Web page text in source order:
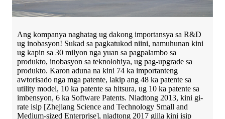
Ang kompanya naghatag ug dakong importansya sa R&D
ug inobasyon! Sukad sa pagkatukod niini, namuhunan kini
ug kapin sa 30 milyon nga yuan sa pagpalambo sa
produkto, inobasyon sa teknolohiya, ug pag-upgrade sa
produkto. Karon aduna na kini 74 ka importanteng
awtorisado nga mga patente, lakip ang 48 ka patente sa
utility model, 10 ka patente sa hitsura, ug 10 ka patente sa
imbensyon, 6 ka Software Patents. Niadtong 2013, kini gi-
rate isip [Zhejiang Science and Technology Small and
Medium-sized Enterprise], niadtong 2017 giila kini isip